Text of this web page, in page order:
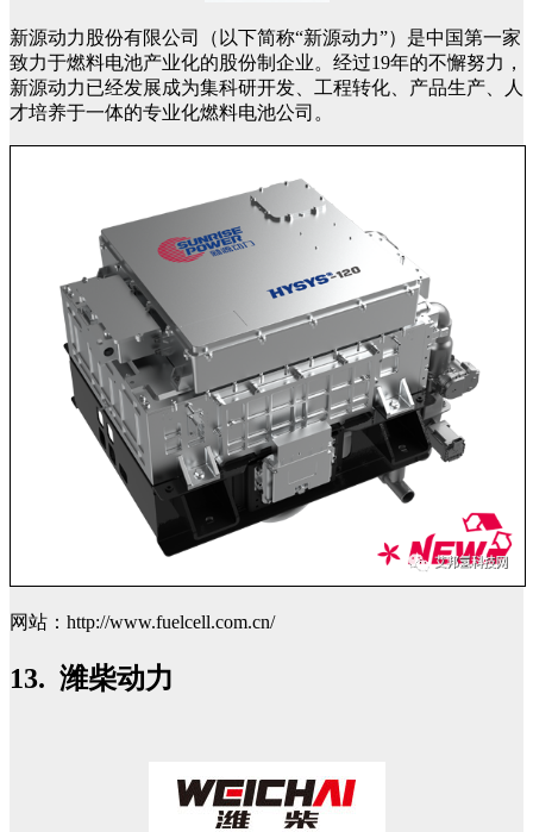
新源动力股份有限公司（以下简称“新源动力”）是中国第一家
致力于燃料电池产业化的股份制企业。经过19年的不懈努力，
新源动力已经发展成为集科研开发、工程转化、产品生产、人
才培养于一体的专业化燃料电池公司。
网站：http://www.fuelcell.com.cn/
13. 潍柴动力